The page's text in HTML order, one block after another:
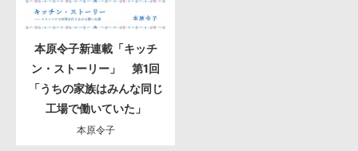
本原令子新連載「キッチ
ン・ストーリー」 第1回
「うちの家族はみんな同じ
工場で働いていた」
本原令子